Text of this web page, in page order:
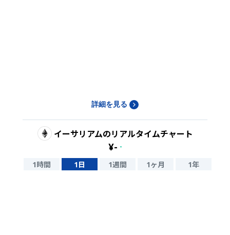
詳細を見る
イーサリアムのリアルタイムチャート
¥- -
1時間 1日 1週間 1ヶ月 1年